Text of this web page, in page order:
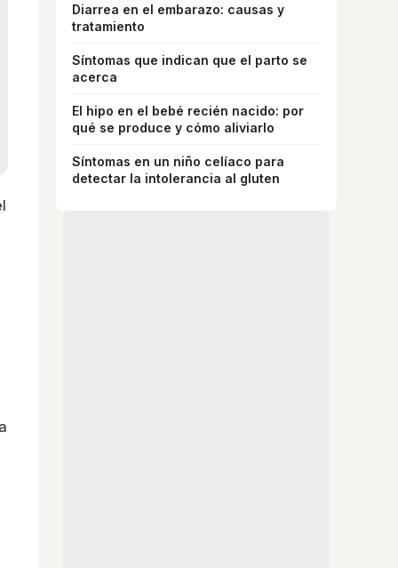
Diarrea en el embarazo: causas y
tratamiento
Síntomas que indican que el parto se
acerca
El hipo en el bebé recién nacido: por
qué se produce y cómo aliviarlo
Síntomas en un niño celíaco para
detectar la intolerancia al gluten